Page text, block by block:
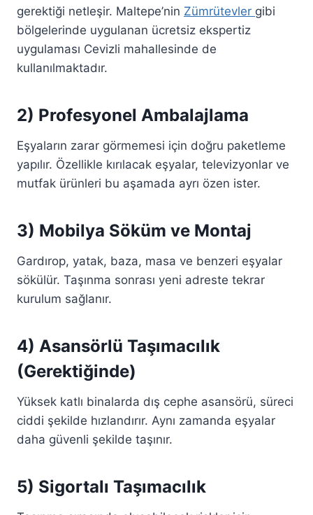
gerektiği netleşir. Maltepe’nin Zümrütevler gibi
bölgelerinde uygulanan ücretsiz ekspertiz
uygulaması Cevizli mahallesinde de
kullanılmaktadır.
2) Profesyonel Ambalajlama
Eşyaların zarar görmemesi için doğru paketleme
yapılır. Özellikle kırılacak eşyalar, televizyonlar ve
mutfak ürünleri bu aşamada ayrı özen ister.
3) Mobilya Söküm ve Montaj
Gardırop, yatak, baza, masa ve benzeri eşyalar
sökülür. Taşınma sonrası yeni adreste tekrar
kurulum sağlanır.
4) Asansörlü Taşımacılık
(Gerektiğinde)
Yüksek katlı binalarda dış cephe asansörü, süreci
ciddi şekilde hızlandırır. Aynı zamanda eşyalar
daha güvenli şekilde taşınır.
5) Sigortalı Taşımacılık